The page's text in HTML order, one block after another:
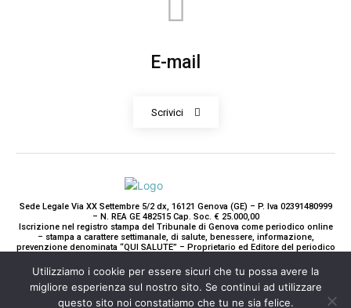
E-mail
Scrivici
Sede Legale Via XX Settembre 5/2 dx, 16121 Genova (GE) – P. Iva 02391480999
– N. REA GE 482515 Cap. Soc. € 25.000,00
Iscrizione nel registro stampa del Tribunale di Genova come periodico online
– stampa a carattere settimanale, di salute, benessere, informazione,
prevenzione denominata “QUI SALUTE” – Proprietario ed Editore del periodico
Paola Gavarone. (Iscrizione registro stampa R.V. 5663/2020 Reg. Stampa
N.14/2020 Cron. 890/2020).
2020-2025© Teddy Luxury SRL
Utilizziamo i cookie per essere sicuri che tu possa avere la
migliore esperienza sul nostro sito. Se continui ad utilizzare
questo sito noi constatiamo che tu ne sia felice.